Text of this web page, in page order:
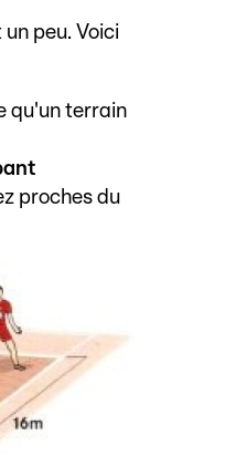
peu. Voici
qu'un terrain
proches du